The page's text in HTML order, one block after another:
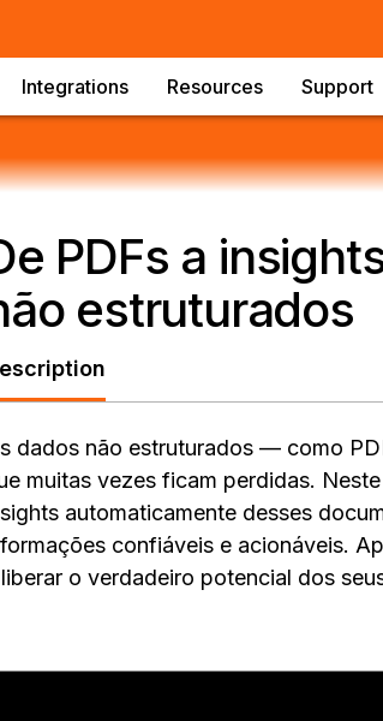
Integrations Resources Support
PDFs a
estruturados
dados não estruturados — como
muitas vezes ficam perdidas.
automaticamente desses
confiáveis e acionáveis.
o verdadeiro potencial dos